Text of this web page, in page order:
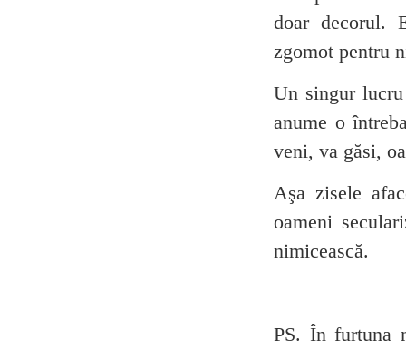
doar decorul.
zgomot pentru
Un singur
anume o
veni, va găsi,
Aşa zisele
oameni
nimicească.
PS. În furtuna